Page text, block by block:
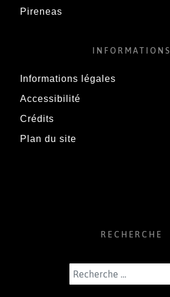
Pireneas
INFORMATIONS
Informations légales
Accessibilité
Crédits
Plan du site
RECHERCHE
Rechercher